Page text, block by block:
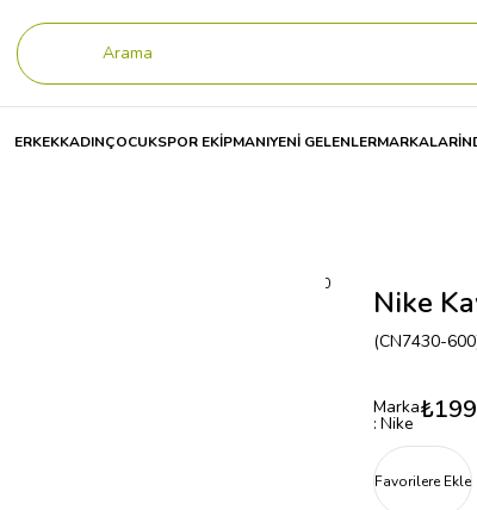
ERKEKKADINÇOCUKSPOR EKİPMANIYENİ GELENLERMARKALAR
Nike Kawa Slide Se Mc (Gs/Ps) Kadın Terlik CN7430 Nike
(CN7430-
Marka
: Nike
Favorilere Ekle